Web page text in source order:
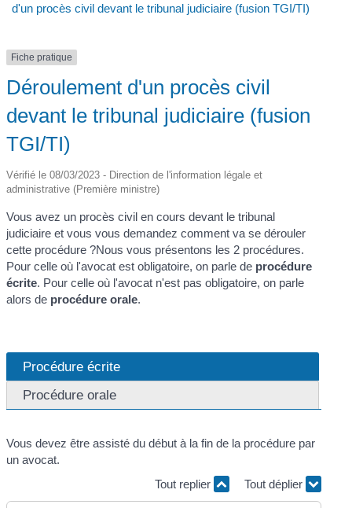
d'un procès civil devant le tribunal judiciaire (fusion TGI/TI)
Fiche pratique
Déroulement d'un procès civil
devant le tribunal judiciaire (fusion
TGI/TI)
Vérifié le 08/03/2023 - Direction de l'information légale et
administrative (Première ministre)
Vous avez un procès civil en cours devant le tribunal
judiciaire et vous vous demandez comment va se dérouler
cette procédure ?Nous vous présentons les 2 procédures.
Pour celle où l'avocat est obligatoire, on parle de procédure
écrite. Pour celle où l'avocat n'est pas obligatoire, on parle
alors de procédure orale.
Procédure écrite
Procédure orale
Vous devez être assisté du début à la fin de la procédure par
un avocat.
Tout replier
Tout déplier